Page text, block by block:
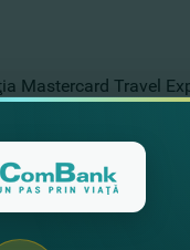
Mastercard Travel